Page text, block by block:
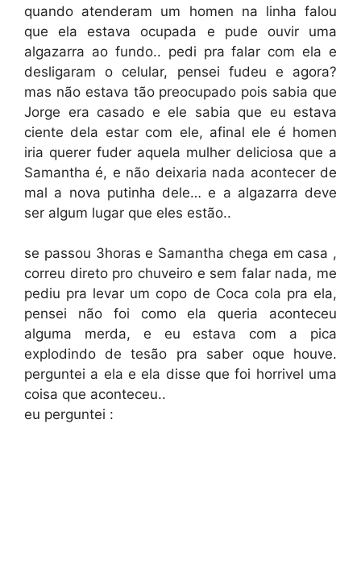
quando atenderam um homen na linha falou
que ela estava ocupada e pude ouvir uma
algazarra ao fundo.. pedi pra falar com ela e
desligaram o celular, pensei fudeu e agora?
mas não estava tão preocupado pois sabia que
Jorge era casado e ele sabia que eu estava
ciente dela estar com ele, afinal ele é homen
iria querer fuder aquela mulher deliciosa que a
Samantha é, e não deixaria nada acontecer de
mal a nova putinha dele… e a algazarra deve
ser algum lugar que eles estão..
se passou 3horas e Samantha chega em casa ,
correu direto pro chuveiro e sem falar nada, me
pediu pra levar um copo de Coca cola pra ela,
pensei não foi como ela queria aconteceu
alguma merda, e eu estava com a pica
explodindo de tesão pra saber oque houve.
perguntei a ela e ela disse que foi horrivel uma
coisa que aconteceu..
eu perguntei :